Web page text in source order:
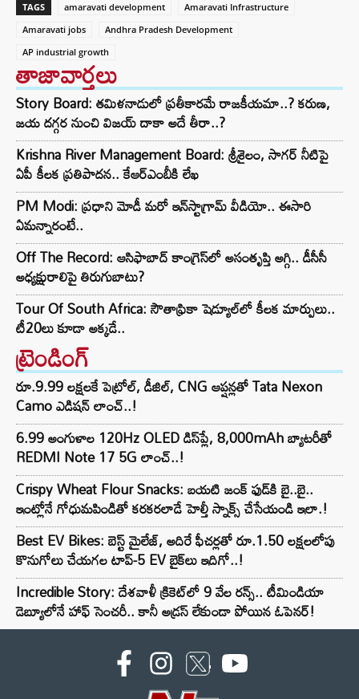
TAGS amaravati development
Amaravati Infrastructure
Amaravati jobs
Andhra Pradesh Development
AP industrial growth
తాజావార్తలు
Story Board: తమిళనాడులో ప్రతీకారమే రాజకీయమా..? కరుణ,
జయ దగ్గర నుంచి విజయ్ దాకా అదే తీరా..?
Krishna River Management Board: శ్రీశైలం, సాగర్ నీటిపై
ఏపీ కీలక ప్రతిపాదన.. కేఆర్ఎంబీకి లేఖ
PM Modi: ప్రధాని మోడీ మరో ఇన్‌స్టాగ్రామ్ వీడియో.. ఈసారి
ఏమన్నారంటే..
Off The Record: ఆసిఫాబాద్ కాంగ్రెస్‌లో అసంతృప్తి అగ్గి.. డీసీసీ
అధ్యక్షురాలిపై తిరుగుబాటు?
Tour Of South Africa: సౌతాఫ్రికా షెడ్యూల్‌లో కీలక మార్పులు..
టీ20లు కూడా అక్కడే..
ట్రెండింగ్‌
రూ.9.99 లక్షలకే పెట్రోల్, డీజిల్, CNG ఆప్షన్లతో Tata Nexon
Camo ఎడిషన్ లాంచ్..!
6.99 అంగుళాల 120Hz OLED డిస్‌ప్లే, 8,000mAh బ్యాటరీతో
REDMI Note 17 5G లాంచ్..!
Crispy Wheat Flour Snacks: బయటి జంక్ ఫుడ్‌కి బై..బై..
ఇంట్లోనే గోధుమపిండితో కరకరలాడే హెల్తీ స్నాక్స్ చేసేయండి ఇలా.!
Best EV Bikes: బెస్ట్ మైలేజ్, అదిరే ఫీచర్లతో రూ.1.50 లక్షలలోపు
కొనుగోలు చేయగల టాప్-5 EV బైక్‌లు ఇదిగో..!
Incredible Story: దేశవాళీ క్రికెట్‌లో 9 వేల రన్స్.. టీమిండియా
డెబ్యూలోనే హాఫ్ సెంచరీ.. కానీ అడ్రస్ లేకుండా పోయిన ఓపెనర్!